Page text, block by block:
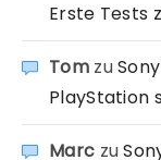
Erste Tests
Tomzu
PlayStation
Marc zu